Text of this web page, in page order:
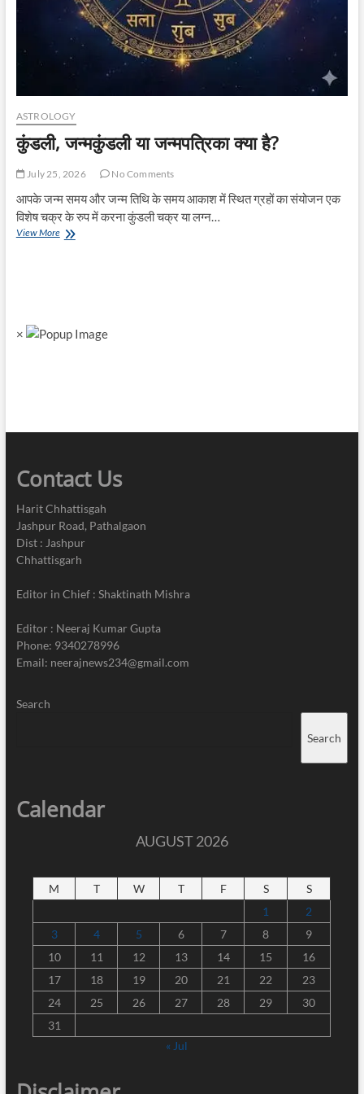
ASTROLOGY
कुंडली, जन्मकुंडली या जन्मपत्रिका क्या है?
July 25, 2026 No Comments
आपके जन्म समय और जन्म तिथि के समय आकाश में स्थित ग्रहों का संयोजन एक
विशेष चक्र के रुप में करना कुंडली चक्र या लग्न…
View Moreकुंडली,
×
Contact Us
Harit Chhattisgah
Jashpur Road, Pathalgaon
Dist : Jashpur
Chhattisgarh
Editor in Chief : Shaktinath Mishra
Editor : Neeraj Kumar Gupta
Phone: 9340278996
Email: neerajnews234@gmail.com
Search
Search
Calendar
AUGUST 2026
M T W T F S
S
1
2
3
4 5 6 7 8
9
10
11 12 13 14 15
16
17
18 19 20 21 22
23
24
25 26 27 28 29
30
31
« Jul